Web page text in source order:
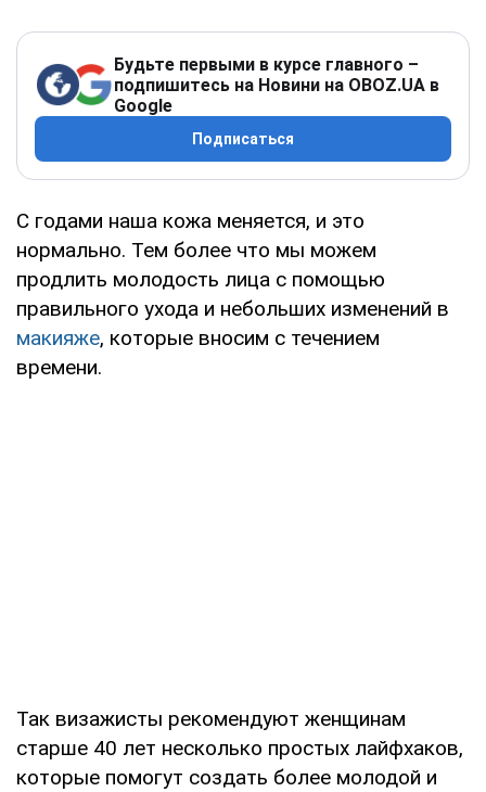
Будьте первыми в курсе главного –
подпишитесь на Новини на OBOZ.UA в
Google
Подписаться
С годами наша кожа меняется, и это
нормально. Тем более что мы можем
продлить молодость лица с помощью
правильного ухода и небольших изменений в
макияже, которые вносим с течением
времени.
Так визажисты рекомендуют женщинам
старше 40 лет несколько простых лайфхаков,
которые помогут создать более молодой и